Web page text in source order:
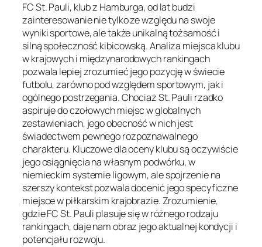
FC St. Pauli, klub z Hamburga, od lat budzi
zainteresowanie nie tylko ze względu na swoje
wyniki sportowe, ale także unikalną tożsamość i
silną społeczność kibicowską. Analiza miejsca klubu
w krajowych i międzynarodowych rankingach
pozwala lepiej zrozumieć jego pozycję w świecie
futbolu, zarówno pod względem sportowym, jak i
ogólnego postrzegania. Chociaż St. Pauli rzadko
aspiruje do czołowych miejsc w globalnych
zestawieniach, jego obecność w nich jest
świadectwem pewnego rozpoznawalnego
charakteru. Kluczowe dla oceny klubu są oczywiście
jego osiągnięcia na własnym podwórku, w
niemieckim systemie ligowym, ale spojrzenie na
szerszy kontekst pozwala docenić jego specyficzne
miejsce w piłkarskim krajobrazie. Zrozumienie,
gdzie FC St. Pauli plasuje się w różnego rodzaju
rankingach, daje nam obraz jego aktualnej kondycji i
potencjału rozwoju.